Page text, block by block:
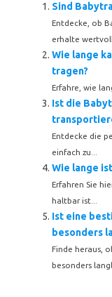
Sind
Entdecke, ob
erhalte
Wie lange
tragen?
Erfahre, wie
Ist die
Entdecke die
einfach zu...
Wie lange
Erfahren Sie
haltbar ist...
Ist eine
besonders
Finde heraus,
besonders